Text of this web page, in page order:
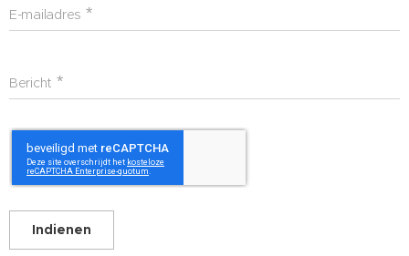
E-mailadres
Bericht
Indienen